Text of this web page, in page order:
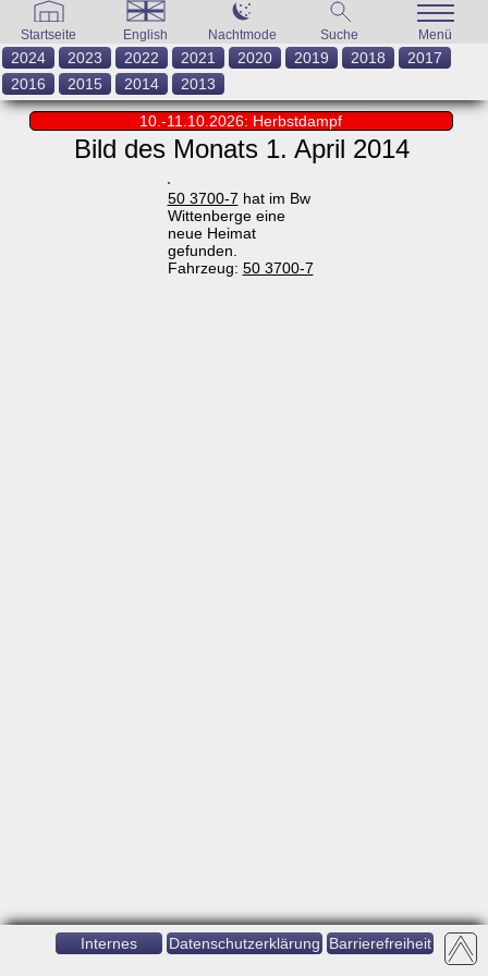
Startseite English Nachtmode Suche Menü
2024 2023 2022 2021 2020 2019 2018
2017
2016
2015 2014 2013
10.-11.10.2026: Herbstdampf
Bild des Monats 1. April 2014
50 3700-7 hat im Bw
Wittenberge eine
neue Heimat
gefunden.
Fahrzeug: 50 3700-7
Internes Datenschutzerklärung Barrierefreiheit